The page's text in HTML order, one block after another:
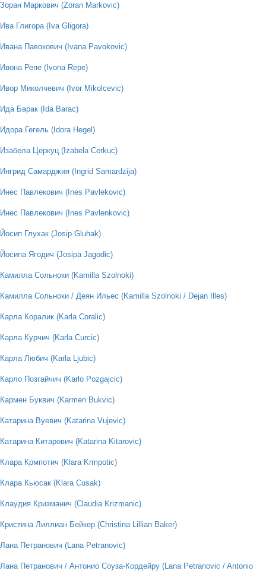
Зоран Маркович (Zoran Markovic)
Ива Глигора (Iva Gligora)
Ивана Павокович (Ivana Pavokovic)
Ивона Репе (Ivona Repe)
Ивор Миколчевич (Ivor Mikolcevic)
Ида Барак (Ida Barac)
Идора Гегель (Idora Hegel)
Изабела Церкуц (Izabela Cerkuc)
Ингрид Самарджия (Ingrid Samardzija)
Инес Павлекович (Ines Pavlekovic)
Инес Павлекович (Ines Pavlenkovic)
Йосип Глухак (Josip Gluhak)
Йосипа Ягодич (Josipa Jagodic)
Камилла Сольноки (Kamilla Szolnoki)
Камилла Сольноки / Деян Ильес (Kamilla Szolnoki / Dejan Illes)
Карла Коралик (Karla Coralic)
Карла Курчич (Karla Curcic)
Карла Любич (Karla Ljubic)
Карло Позгайчич (Karlo Pozgajcic)
Кармен Буквич (Karmen Bukvic)
Катарина Вуевич (Katarina Vujevic)
Катарина Китарович (Katarina Kitarovic)
Клара Крмпотич (Klara Krmpotic)
Клара Кьюсак (Klara Cusak)
Клаудия Кризманич (Claudia Krizmanic)
Кристина Лиллиан Бейкер (Christina Lillian Baker)
Лана Петранович (Lana Petranovic)
Лана Петранович / Антонио Соуза-Кордейру (Lana Petranovic / Antonio